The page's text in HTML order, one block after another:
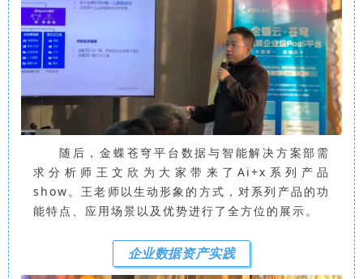
随后，金蝶苍穹平台数据与智能解决方案部需
求分析师王文欣为大家带来了Ai+x系列产品
show。王老师以生动形象的方式，对系列产品的功
能特点、应用场景以及优势进行了全方位的展示。
企业数据资产实践